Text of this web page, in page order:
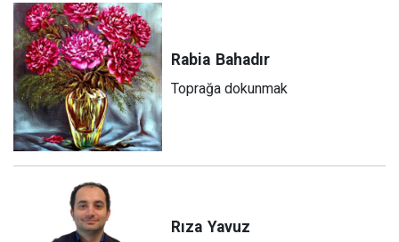
Rabia Bahadır
Toprağa dokunmak
Rıza Yavuz